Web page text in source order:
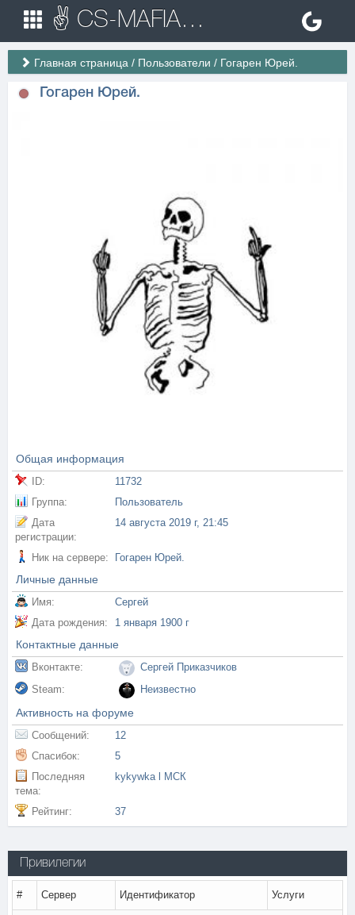
✌ CS-MAFIA.RU ✌ Игровые сервера Counter Strike 1.6
Главная страница / Пользователи / Гогарен Юрей.
Гогарен Юрей.
Общая информация
ID:
11732
Группа:
Пользователь
Дата
регистрации:
14 августа 2019 г, 21:45
Ник на сервере: Гогарен Юрей.
Личные данные
Имя:
Сергей
Дата рождения:
1 января 1900 г
Контактные данные
Вконтакте:
Сергей Приказчиков
Steam:
Неизвестно
Активность на форуме
Сообщений:
12
Спасибок:
5
Последняя
тема:
kykywka l МСК
Рейтинг: 37
Привилегии
# Сервер Идентификатор Услуги